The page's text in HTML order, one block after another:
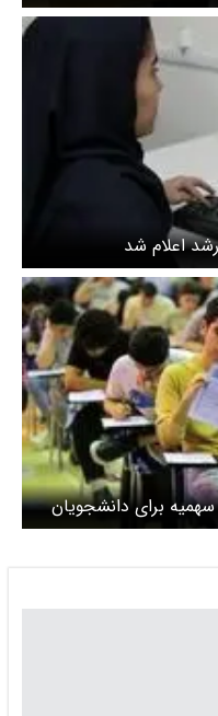
اعلام شد
برای دانشجویان